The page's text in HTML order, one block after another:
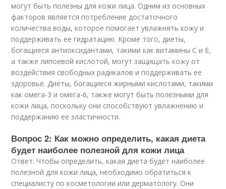
могут быть полезны для кожи лица. Одним из основных
факторов является потребление достаточного
количества воды, которое помогает увлажнять кожу и
поддерживать ее гидратацию. Кроме того, диеты,
богащиеся антиоксидантами, такими как витамины C и E,
а также липоевой кислотой, могут защищать кожу от
воздействия свободных радикалов и поддерживать ее
здоровье. Диеты, богащиеся жирными кислотами, такими
как омега-3 и омега-6, также могут быть полезными для
кожи лица, поскольку они способствуют увлажнению и
поддержанию ее эластичности.
Вопрос 2: Как можно определить, какая диета
будет наиболее полезной для кожи лица
Ответ: Чтобы определить, какая диета будет наиболее
полезной для кожи лица, необходимо обратиться к
специалисту по косметологии или дерматологу. Они